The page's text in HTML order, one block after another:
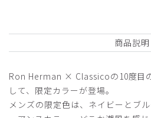
50代 171-175cm
サイズ感小さめ
ストレッチ感
商品説明
Ron Herman × Classicoの10度目
して、限定カラーが登場。
メンズの限定色は、ネイビーとブ